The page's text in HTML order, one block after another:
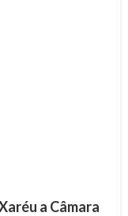
a Câmara